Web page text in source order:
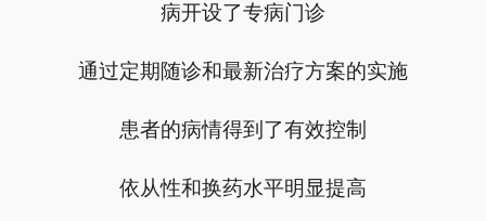
病开设了专病门诊
通过定期随诊和最新治疗方案的实施
患者的病情得到了有效控制
依从性和换药水平明显提高